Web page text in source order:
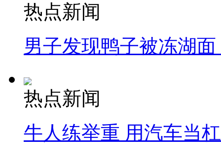
热点新闻
男子发现鸭子被冻湖
热点新闻
牛人练举重 用汽车当